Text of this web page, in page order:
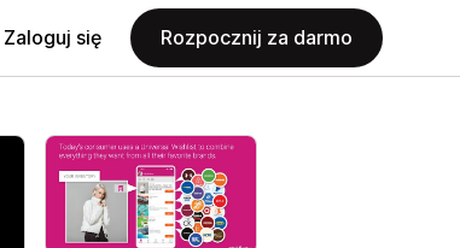
Zaloguj się Rozpocznij za darmo